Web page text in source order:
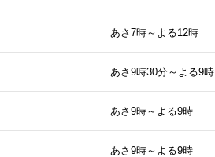
あさ7時～よる12時
あさ9時30分～よる9時
あさ9時～よる9時
あさ9時～よる9時